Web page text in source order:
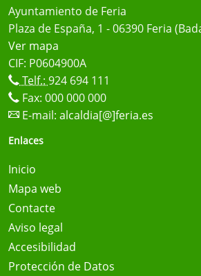
Ayuntamiento de Feria
Plaza de España, 1 - 06390 Feria
Ver mapa
CIF: P0604900A
Telf.: 924 694 111
Fax: 000 000 000
E-mail: alcaldia[@]feria.es
Enlaces
Inicio
Mapa web
Contacte
Aviso legal
Accesibilidad
Protección de Datos